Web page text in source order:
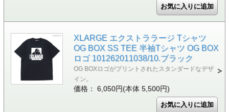
XLARGE エクストララージ Tシャツ
OG BOX SS TEE 半袖Tシャツ OG BOX
ロゴ 101262011038/10.ブラック
OG BOXロゴがプリントされたスタンダードなデザ
イン。
価格： 6,050円(本体 5,500円)